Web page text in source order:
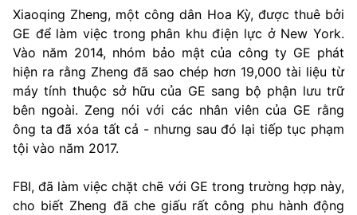
Xiaoqing Zheng, một công dân Hoa Kỳ, được thuê bởi
GE để làm việc trong phân khu điện lực ở New York.
Vào năm 2014, nhóm bảo mật của công ty GE phát
hiện ra rằng Zheng đã sao chép hơn 19,000 tài liệu từ
máy tính thuộc sở hữu của GE sang bộ phận lưu trữ
bên ngoài. Zeng nói với các nhân viên của GE rằng
ông ta đã xóa tất cả - nhưng sau đó lại tiếp tục phạm
tội vào năm 2017.
FBI, đã làm việc chặt chẽ với GE trong trường hợp này,
cho biết Zheng đã che giấu rất công phu hành động